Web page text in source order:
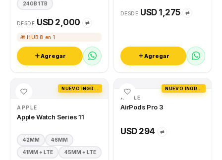
24GB 1TB
DESDE USD 2,000 ⇄
🎁 HUB 8 en 1
Agregar
DESDE USD 1,275 ⇄
Agregar
APPLE
Apple Watch Series 11
42MM 46MM
41MM + LTE 45MM + LTE
APPLE
AirPods Pro 3
USD 294 ⇄